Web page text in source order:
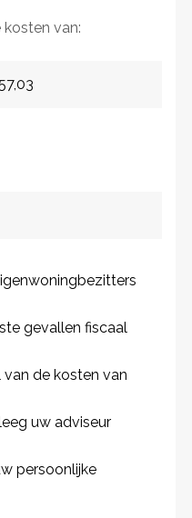
van:
gevallen fiscaal
de kosten van
uw adviseur
persoonlijke